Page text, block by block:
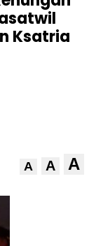
Ksatria
A A A